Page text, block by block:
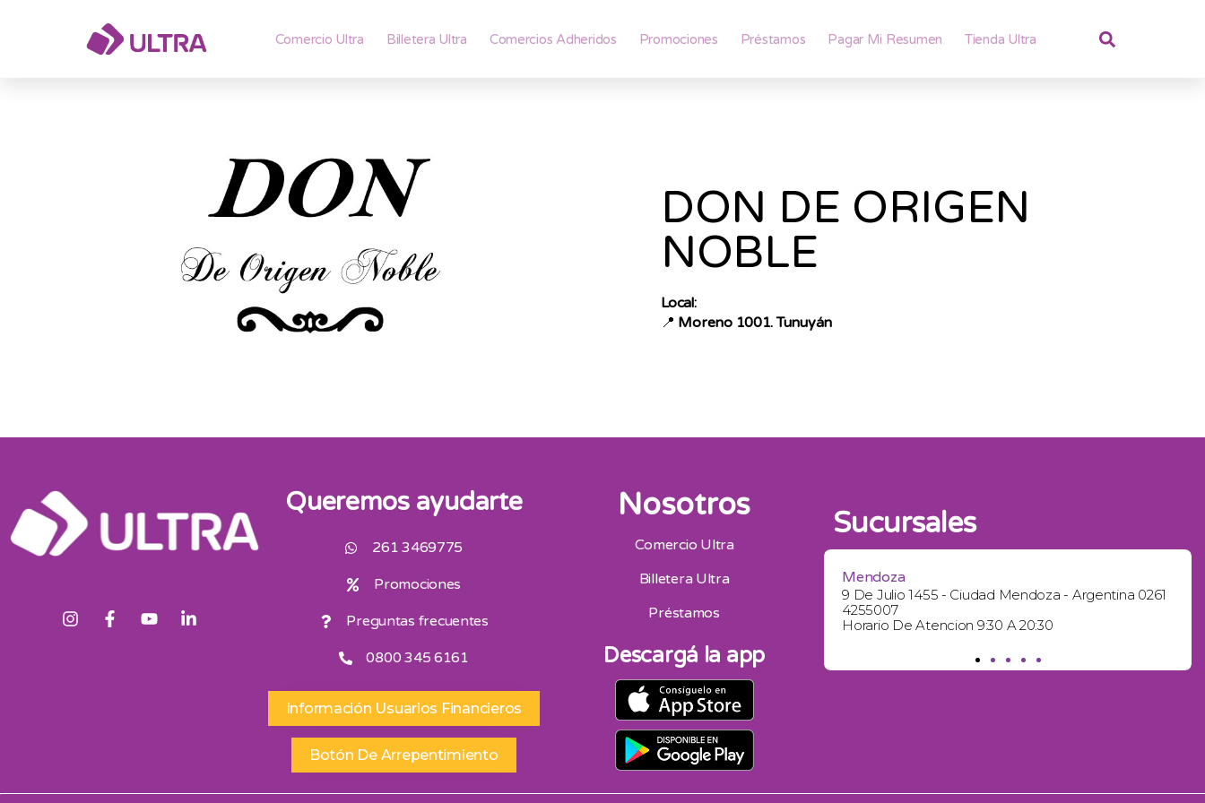
Comercio Ultra Billetera Ultra Comercios Adheridos Promociones Préstamos Pagar Mi Resumen Tienda Ultra
DON DE ORIGEN
NOBLE
Local:
📍 Moreno 1001. Tunuyán
Queremos ayudarte
261 3469775
Promociones
Preguntas frecuentes
0800 345 6161
Información Usuarios Financieros
Botón De Arrepentimiento
Nosotros
Comercio Ultra
Billetera Ultra
Préstamos
Descargá la app
Sucursales
Horario De Atencion 9:00 A 13:00 | 16:30 A 20:30
Sábados 9:00 A 13:00
Mendoza
9 De Julio 1455 - Ciudad Mendoza - Argentina 0261
4255007
Horario De Atencion 9:30 A 20:30